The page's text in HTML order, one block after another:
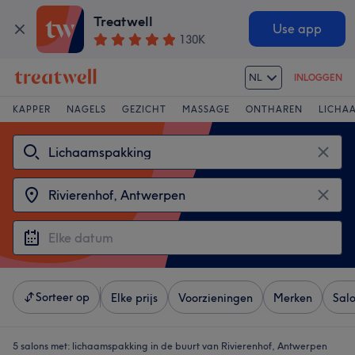
Treatwell
130K
Use app
NL INLOGGEN
KAPPER NAGELS GEZICHT MASSAGE ONTHAREN
Sorteer op Elke prijs Voorzieningen Merken
5 salons met: lichaamspakking in de buurt van Rivierenhof, Antwerpen